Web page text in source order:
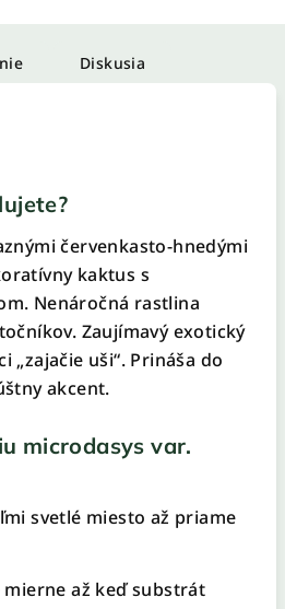
Diskusia
červenkasto-hnedými
kaktus s
Nenáročná rastlina
Zaujímavý exotický
„zajačie uši“. Prináša do
akcent.
microdasys var.
svetlé miesto až priame
mierne až keď substrát